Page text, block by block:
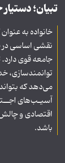
تبیان؛ دستیار
خانواده به
نقشی اساسی در
جامعه قوی
توانمندسازی،
می‌دهد که
آسیـب‌های
اقتصادی و
باشد.